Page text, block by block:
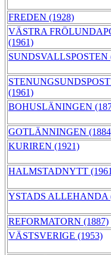
FREDEN (1928)
VÄSTRA
(1961)
SUNDSVALLSPOSTEN
(1961)
BOHUSLÄNINGEN
GOTLÄNNINGEN
KURIREN (1921)
HALMSTADNYTT
YSTADS ALLEHANDA
REFORMATORN (1887)
VÄSTSVERIGE (1953)